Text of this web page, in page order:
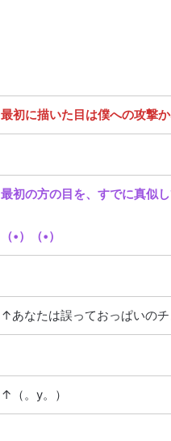
最初に描いた目は僕への攻撃
最初の方の目を、すでに真似
（•）（•）
↑あなたは誤っておっぱいのチ
↑（。y。）